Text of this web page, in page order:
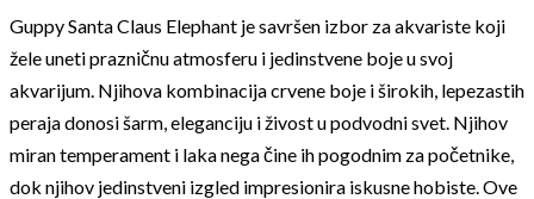
Guppy Santa Claus Elephant je savršen izbor za akvariste koji
žele uneti prazničnu atmosferu i jedinstvene boje u svoj
akvarijum. Njihova kombinacija crvene boje i širokih, lepezastih
peraja donosi šarm, eleganciju i živost u podvodni svet. Njihov
miran temperament i laka nega čine ih pogodnim za početnike,
dok njihov jedinstveni izgled impresionira iskusne hobiste. Ove